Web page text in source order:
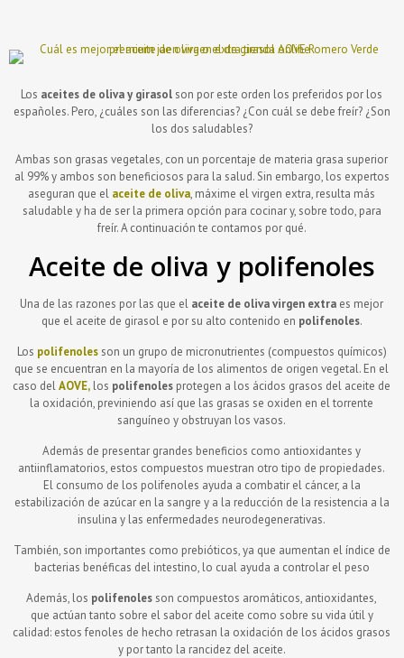
Los aceites de oliva y girasolson por este orden los preferidos por los
españoles. Pero, ¿cuáles son las diferencias? ¿Con cuál se debe freír? ¿Son
los dos saludables?
Ambas son grasas vegetales, con un porcentaje de materia grasa superior
al 99% y ambos son beneficiosos para la salud. Sin embargo, los expertos
aseguran que el aceite de oliva, máxime el virgen extra, resulta más
saludable y ha de ser la primera opción para cocinar y, sobre todo, para
freír. A continuación te contamos por qué.
Aceite de oliva y polifenoles
Una de las razones por las que el aceite de oliva virgen extra es mejor
que el aceite de girasol e por su alto contenido en polifenoles.
Los polifenolesson un grupo de micronutrientes (compuestos químicos)
que se encuentran en la mayoría de los alimentos de origen vegetal. En el
caso delAOVE, los polifenoles protegen a los ácidos grasos del aceite de
la oxidación, previniendo así que las grasas se oxiden en el torrente
sanguíneo y obstruyan los vasos.
Además de presentar grandes beneficios como antioxidantes y
antiinflamatorios, estos compuestos muestran otro tipo de propiedades.
El consumo de los polifenoles ayuda a combatir el cáncer, a la
estabilización de azúcar en la sangre y a la reducción de la resistencia a la
insulina y las enfermedades neurodegenerativas.
También, son importantes como prebióticos, ya que aumentan el índice de
bacterias benéficas del intestino, lo cual ayuda a controlar el peso
Además, los polifenolesson compuestos aromáticos, antioxidantes,
que actúan tanto sobre el sabor del aceite como sobre su vida útil y
calidad: estos fenoles de hecho retrasan la oxidación de los ácidos grasos
y por tanto la rancidez del aceite.